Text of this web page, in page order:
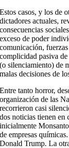
Estos casos, y los de
dictadores actuales,
consecuencias
exceso de poder
comunicación,
complicidad pasiva
(o silenciamiento) de
malas decisiones de
Entre tanto horror,
organización de las
recorrieron casi
dos noticias tienen
inicialmente
de empresas
Donald Trump. La